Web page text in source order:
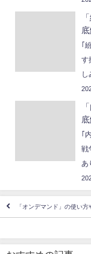
｢
す
し
｢
戦
あ
「オンデマンド」の使い